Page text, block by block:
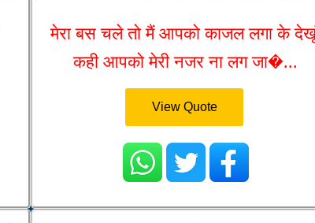
मेरा बस चले तो मैं आपको काजल लगा के
कही आपको मेरी नजर ना लग जा�...
View Quote